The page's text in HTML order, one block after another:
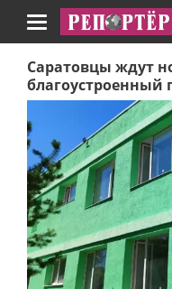
Навигация
Саратовцы ждут
благоустроенный